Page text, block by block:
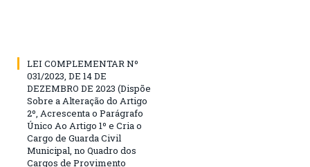
LEI COMPLEMENTAR Nº
031/2023, DE 14 DE
DEZEMBRO DE 2023 (Dispõe
Sobre a Alteração do Artigo
2º, Acrescenta o Parágrafo
Único Ao Artigo 1º e Cria o
Cargo de Guarda Civil
Municipal, no Quadro dos
Cargos de Provimento